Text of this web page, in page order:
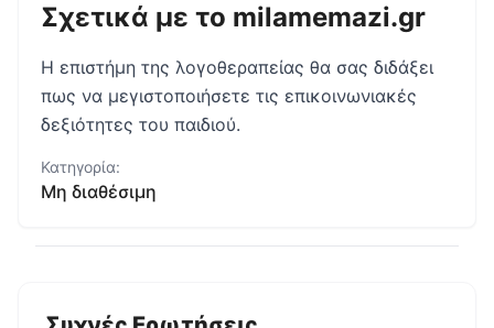
Σχετικά με το milamemazi.gr
Η επιστήμη της λογοθεραπείας θα σας διδάξει
πως να μεγιστοποιήσετε τις επικοινωνιακές
δεξιότητες του παιδιού.
Κατηγορία:
Μη διαθέσιμη